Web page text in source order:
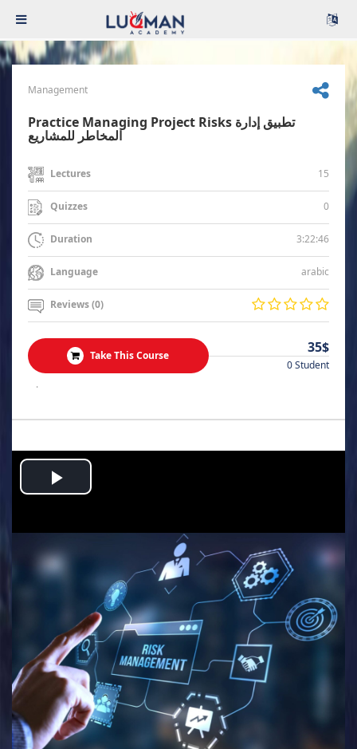
Management
Practice Managing Project Risks تطبيق إدارة
المخاطر للمشاريع
Lectures 15
Quizzes 0
Duration 3:22:46
Language arabic
Reviews (0)
Take This Course 35$
0 Student
.
Play
Video